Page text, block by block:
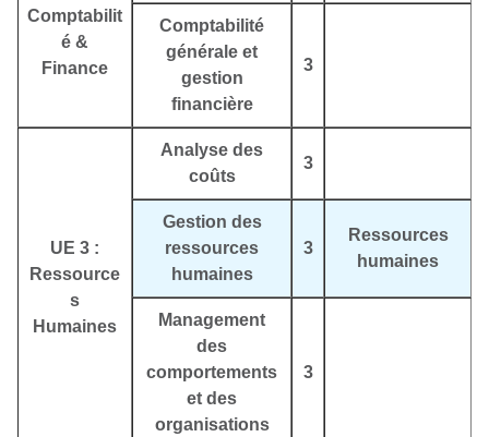
Comptabilit
é &
Finance
Comptabilité
générale et
gestion
financière
3
UE 3 :
Ressource
s
Humaines
Analyse des
coûts
3
Gestion des
ressources
humaines
3
Ressources
humaines
Management
des
comportements
et des
organisations
3